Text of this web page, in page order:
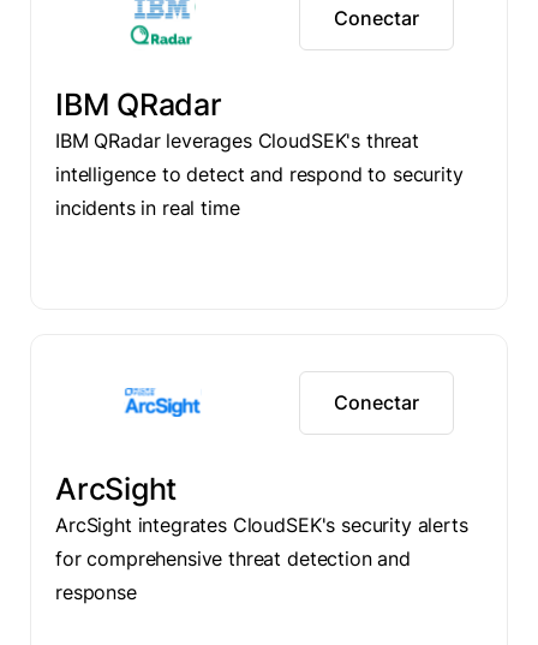
Conectar
IBM QRadar
IBM QRadar leverages CloudSEK's threat
intelligence to detect and respond to security
incidents in real time
Conectar
ArcSight
ArcSight integrates CloudSEK's security alerts
for comprehensive threat detection and
response